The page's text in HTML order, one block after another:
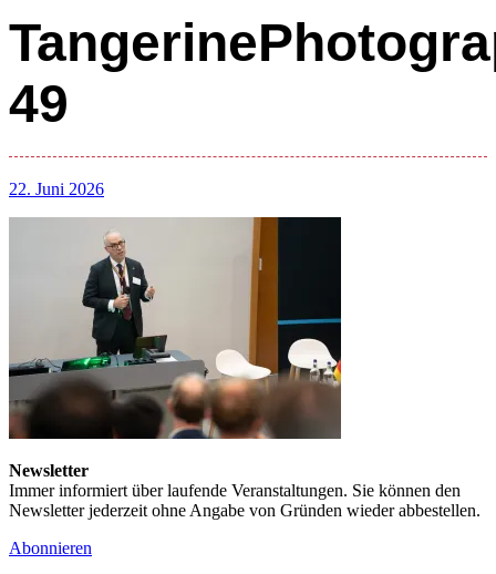
49
22. Juni 2026
Newsletter
Immer informiert über laufende Veranstaltungen. Sie können den
Newsletter jederzeit ohne Angabe von Gründen wieder abbestellen.
Abonnieren